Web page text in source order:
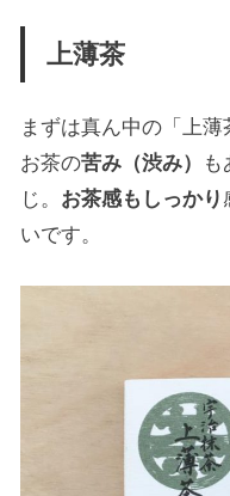
上薄茶
まずは真ん中の「上薄
お茶の苦み（渋み）
じ。 お茶感もしっかり
いです。